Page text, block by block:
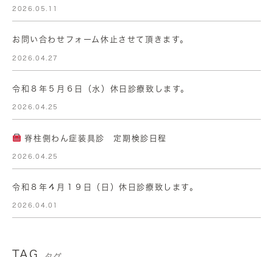
2026.05.11
お問い合わせフォーム休止させて頂きます。
2026.04.27
令和８年５月６日（水）休日診療致します。
2026.04.25
脊柱側わん症装具診 定期検診日程
2026.04.25
令和８年４月１９日（日）休日診療致します。
2026.04.01
TAG